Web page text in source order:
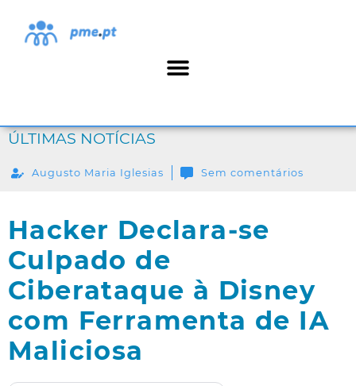
ÚLTIMAS NOTÍCIAS
Augusto Maria Iglesias Sem comentários
Hacker Declara-se
Culpado de
Ciberataque à Disney
com Ferramenta de IA
Maliciosa